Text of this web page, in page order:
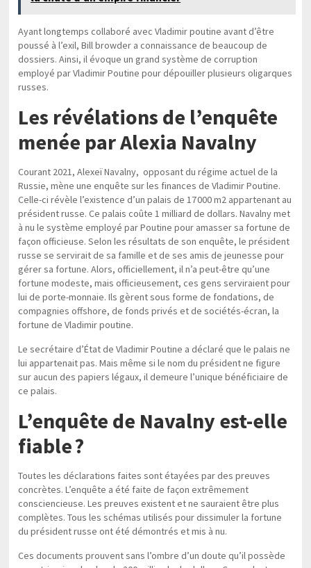
Ayant longtemps collaboré avec Vladimir poutine avant d’être
poussé à l’exil, Bill browder a connaissance de beaucoup de
dossiers. Ainsi, il évoque un grand système de corruption
employé par Vladimir Poutine pour dépouiller plusieurs oligarques
russes.
Les révélations de l’enquête
menée par Alexia Navalny
Courant 2021, Alexeï Navalny, opposant du régime actuel de la
Russie, mène une enquête sur les finances de Vladimir Poutine.
Celle-ci révèle l’existence d’un palais de 17 000 m2 appartenant au
président russe. Ce palais coûte 1 milliard de dollars. Navalny met
à nu le système employé par Poutine pour amasser sa fortune de
façon officieuse. Selon les résultats de son enquête, le président
russe se servirait de sa famille et de ses amis de jeunesse pour
gérer sa fortune. Alors, officiellement, il n’a peut-être qu’une
fortune modeste, mais officieusement, ces gens serviraient pour
lui de porte-monnaie. Ils gèrent sous forme de fondations, de
compagnies offshore, de fonds privés et de sociétés-écran, la
fortune de Vladimir poutine.
Le secrétaire d’État de Vladimir Poutine a déclaré que le palais ne
lui appartenait pas. Mais même si le nom du président ne figure
sur aucun des papiers légaux, il demeure l’unique bénéficiaire de
ce palais.
L’enquête de Navalny est-elle
fiable ?
Toutes les déclarations faites sont étayées par des preuves
concrètes. L’enquête a été faite de façon extrêmement
consciencieuse. Les preuves existent et ne sauraient être plus
complètes. Tous les schémas utilisés pour dissimuler la fortune
du président russe ont été démontrés et mis à nu.
Ces documents prouvent sans l’ombre d’un doute qu’il possède